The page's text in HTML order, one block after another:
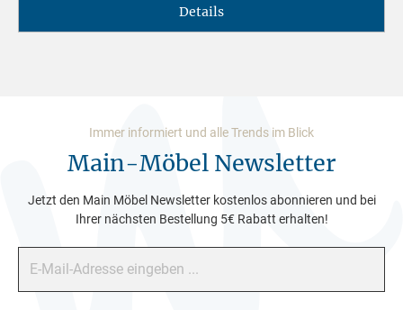
Details
Immer informiert und alle Trends im Blick
Main-Möbel Newsletter
Jetzt den Main Möbel Newsletter kostenlos abonnieren und bei
Ihrer nächsten Bestellung 5€ Rabatt erhalten!